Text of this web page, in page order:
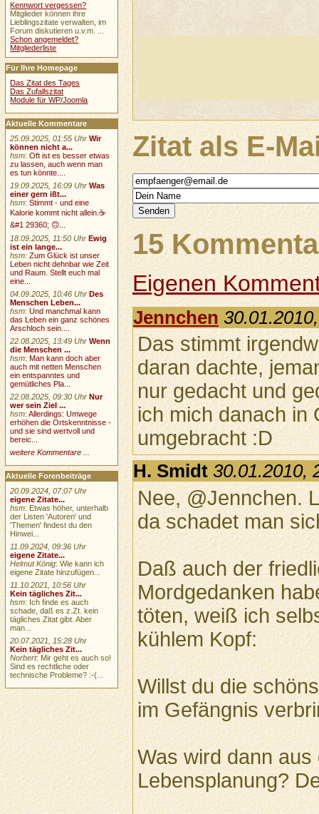
Zitat als E-
15
Eigenen
Jennchen
Das stimmt
daran dachte,
nur gedacht und
ich mich danach in
umgebracht :D
H. Smidt 30.01.2010,
Nee, @Jennchen.
da schadet man
Daß auch der
Mordgedanken
töten, weiß ich
kühlem Kopf:
Willst du die
im Gefängnis
Was wird dann
Lebensplanung?
Kennwort vergessen?
Mitglieder können ihre
Lieblingszitate verwalten, im
Forum diskutieren u.v.m. ...
Schon angemeldet?
Mitgliederliste
Für Ihre Homepage
Das Zitat des Tages
Das Zufallszitat
Module für WP/Joomla
Aktuelle Kommentare
25.09.2025, 01:55 Uhr Wir
können nicht a...
hsm:Oft ist es besser etwas
zu lassen, auch wenn man
es tun könnte....
19.09.2025, 16:09 Uhr Was
einer gern ißt...
hsm:Stimmt - und eine
Kalorie kommt nicht allein.☕
&#1 29360; 🙃...
18.09.2025, 11:50 Uhr Ewig
ist ein lange...
hsm:Zum Glück ist unser
Leben nicht dehnbar wie Zeit
und Raum. Stellt euch mal
eine...
04.09.2025, 10:46 Uhr Des
Menschen Leben...
hsm:Und manchmal kann
das Leben ein ganz schönes
Arschloch sein....
22.08.2025, 13:49 Uhr Wenn
die Menschen ...
hsm:Man kann doch aber
auch mit netten Menschen
ein entspanntes und
gemütliches Pla...
22.08.2025, 09:30 Uhr Nur
wer sein Ziel ...
hsm:Allerdings: Umwege
erhöhen die Ortskenntnisse -
und sie sind wertvoll und
bereic...
weitere Kommentare ...
Aktuelle Forenbeiträge
20.09.2024, 07:07 Uhr
eigene Zitate...
hsm: Etwas höher, unterhalb
der Listen 'Autoren' und
'Themen' findest du den
Hinwei...
11.09.2024, 09:36 Uhr
eigene Zitate...
Helmut König: Wie kann ich
eigene Zitate hinzufügen...
11.10.2021, 10:56 Uhr
Kein tägliches Zit...
hsm: Ich finde es auch
schade, daß es z.Zt. kein
tägliches Zitat gibt. Aber
man...
20.07.2021, 15:28 Uhr
Kein tägliches Zit...
Norbert: Mir geht es auch so!
Sind es rechtliche oder
technische Probleme? :-(...